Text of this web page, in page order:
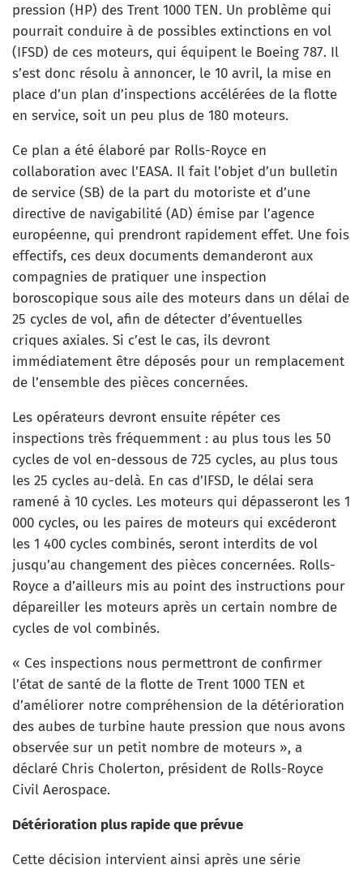
pression (HP) des Trent 1000 TEN. Un problème qui
pourrait conduire à de possibles extinctions en vol
(IFSD) de ces moteurs, qui équipent le Boeing 787. Il
s’est donc résolu à annoncer, le 10 avril, la mise en
place d’un plan d’inspections accélérées de la flotte
en service, soit un peu plus de 180 moteurs.
Ce plan a été élaboré par Rolls-Royce en
collaboration avec l’EASA. Il fait l’objet d’un bulletin
de service (SB) de la part du motoriste et d’une
directive de navigabilité (AD) émise par l’agence
européenne, qui prendront rapidement effet. Une fois
effectifs, ces deux documents demanderont aux
compagnies de pratiquer une inspection
boroscopique sous aile des moteurs dans un délai de
25 cycles de vol, afin de détecter d’éventuelles
criques axiales. Si c’est le cas, ils devront
immédiatement être déposés pour un remplacement
de l’ensemble des pièces concernées.
Les opérateurs devront ensuite répéter ces
inspections très fréquemment : au plus tous les 50
cycles de vol en-dessous de 725 cycles, au plus tous
les 25 cycles au-delà. En cas d’IFSD, le délai sera
ramené à 10 cycles. Les moteurs qui dépasseront les 1
000 cycles, ou les paires de moteurs qui excéderont
les 1 400 cycles combinés, seront interdits de vol
jusqu’au changement des pièces concernées. Rolls-
Royce a d’ailleurs mis au point des instructions pour
dépareiller les moteurs après un certain nombre de
cycles de vol combinés.
« Ces inspections nous permettront de confirmer
l’état de santé de la flotte de Trent 1000 TEN et
d’améliorer notre compréhension de la détérioration
des aubes de turbine haute pression que nous avons
observée sur un petit nombre de moteurs », a
déclaré Chris Cholerton, président de Rolls-Royce
Civil Aerospace.
Détérioration plus rapide que prévue
Cette décision intervient ainsi après une série